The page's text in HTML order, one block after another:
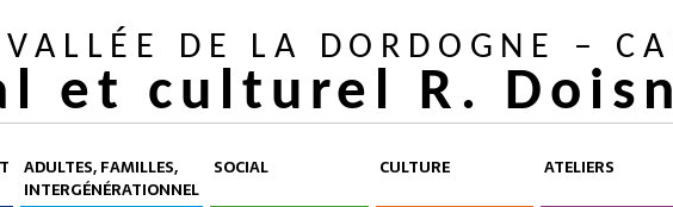
DE LA DORDOGNE –
et culturel R.
ADULTES, FAMILLES,
INTERGÉNÉRATIONNEL
SOCIAL CULTURE ATELIERS